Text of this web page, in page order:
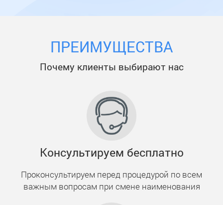
ПРЕИМУЩЕСТВА
Почему клиенты выбирают нас
Консультируем бесплатно
Проконсультируем перед процедурой по всем
важным вопросам при смене наименования